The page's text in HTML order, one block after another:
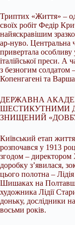
Триптих «Життя» –
своїх робіт Федір
найяскравішим
ар-нуво. Центральна
привертала особливу
італійської преси. А
з безногим солдатом
Копенгагені та
ДЕРЖАВНА
ШЕСТИКУТНИМИ
ЗНИЩЕНИЙ
Київський етап
розпочався у 1913
згодом –
доробку з’явилася,
цього полотна –
Шишаках на
художника Лідії
доньку, дослідники
восьми років.